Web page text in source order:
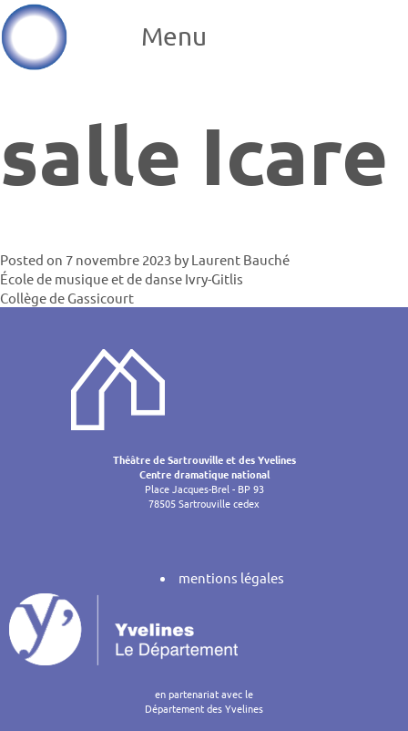
Menu
salle Icare
Posted on 7 novembre 2023 by Laurent Bauché
de
l’article
École de musique et de danse Ivry-Gitlis
Collège de Gassicourt
Théâtre de Sartrouville et des Yvelines
Centre dramatique national
Place Jacques-Brel - BP 93
78505 Sartrouville cedex
mentions légales
en partenariat avec le
Département des Yvelines